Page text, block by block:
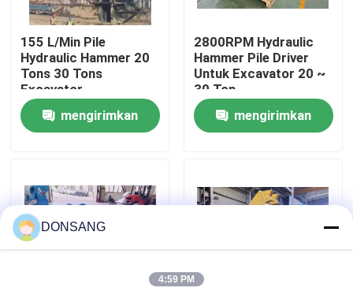
Tur Pabrik
Kontrol kualitas
Permintaan Penawaran
Pemecah Batu Hidrolik
Pemutus hidrolik excavator
155 L/Min Pile
Hydraulic Hammer 20
Tons 30 Tons
Excavator
Attachments
mengirimkan
2800RPM Hydraulic
Hammer Pile Driver
Untuk Excavator 20 ~
30 Ton
mengirimkan
DONSANG
4:59 PM